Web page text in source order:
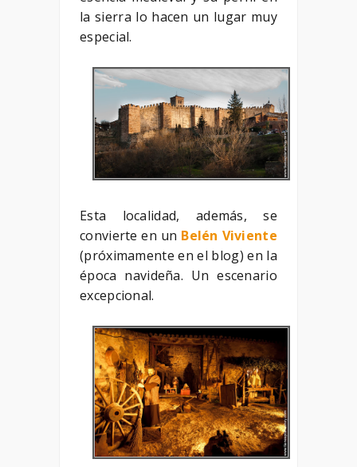
la sierra lo hacen un lugar muy
especial.
Esta localidad, además, se
convierte en un Belén Viviente
(próximamente en el blog) en la
época navideña. Un escenario
excepcional.